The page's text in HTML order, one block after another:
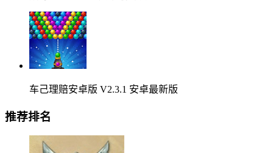
车己理赔安卓版 V2.3.1 安卓最新版
推荐排名